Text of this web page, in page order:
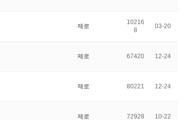
제로
10216
8
03-20
제로 67420 12-24
제로 80221 12-24
제로 72928 10-22